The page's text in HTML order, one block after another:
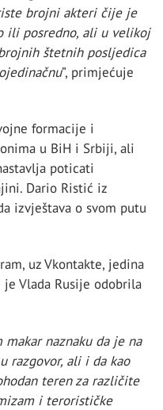
brojni akteri čije je
ili posredno, ali u velikoj
štetnih posljedica
”, primjećuje
formacije i
u BiH i Srbiji, ali
poticati
Dario Ristić iz
izvještava o svom putu
uz Vkontakte, jedina
Vlada Rusije odobrila
naznaku da je na
razgovor, ali i da kao
teren za različite
i terorističke